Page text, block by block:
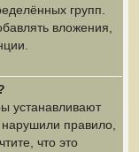
групп.
вложения,
устанавливают
правило,
что это